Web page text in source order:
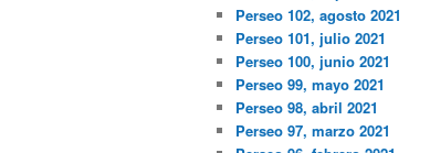
Perseo 102, agosto 2021
Perseo 101, julio 2021
Perseo 100, junio 2021
Perseo 99, mayo 2021
Perseo 98, abril 2021
Perseo 97, marzo 2021